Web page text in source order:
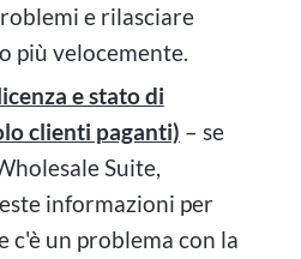
e rilasciare
più velocemente.
e stato di
clienti paganti) – se
Suite,
informazioni per
c'è un problema con la